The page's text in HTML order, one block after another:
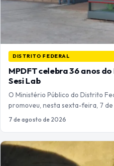
DISTRITO FEDERAL
MPDFT celebra 36 anos
Sesi Lab
O Ministério Público do Distrito
promoveu, nesta sexta-feira, 7
7 de agosto de 2026